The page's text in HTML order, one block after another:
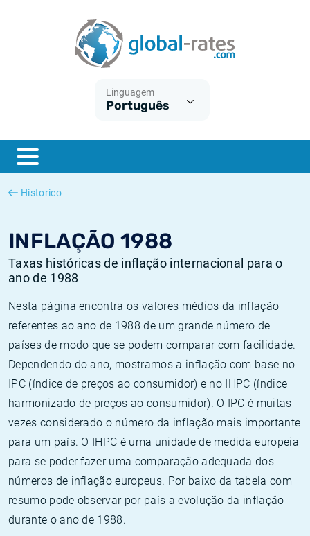
Linguagem
Português
Historico
INFLAÇÃO 1988
Taxas históricas de inflação internacional para o
ano de 1988
Nesta página encontra os valores médios da inflação
referentes ao ano de 1988 de um grande número de
países de modo que se podem comparar com facilidade.
Dependendo do ano, mostramos a inflação com base no
IPC (índice de preços ao consumidor) e no IHPC (índice
harmonizado de preços ao consumidor). O IPC é muitas
vezes considerado o número da inflação mais importante
para um país. O IHPC é uma unidade de medida europeia
para se poder fazer uma comparação adequada dos
números de inflação europeus. Por baixo da tabela com
resumo pode observar por país a evolução da inflação
durante o ano de 1988.
ESTER
SONIA
O que é a inflação do IPC?
O que é a inflação do IHPC?
Inflação Estados Unidos
Inflação Europa
Taxas Euribor históricas
Taxas ESTER históricas
Taxas SONIA históricas
Taxas TONAR históricas
Calculadora de inflação